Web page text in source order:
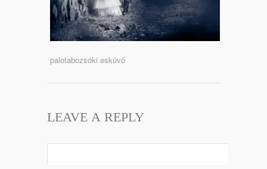
palotabozsóki esküvő
LEAVE A REPLY